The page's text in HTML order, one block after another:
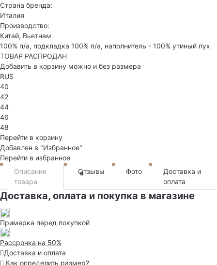
Страна бренда:
Италия
Производство:
Китай, Вьетнам
100% п/а, подкладка 100% п/а, наполнитель - 100% утиный пух
ТОВАР РАСПРОДАН
Добавить в корзину можно и без размера
RUS
40
42
44
46
48
Перейти в корзину
Добавлен в "Избранное"
Перейти в избранное
Описание
товара
Отзывы
0 Фото
Доставка и
оплата
Доставка, оплата и покупка в магазине
Примерка перед покупкой
Рассрочка на 50%
Доставка и оплата
Как определить размер?